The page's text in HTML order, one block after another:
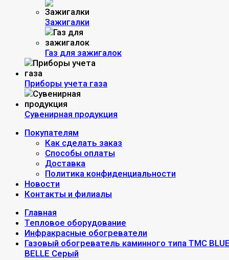
Зажигалки
Газ для зажигалок
Приборы учета газа
Сувенирная продукция
Покупателям
Как сделать заказ
Способы оплаты
Доставка
Политика конфиденциальности
Новости
Контакты и филиалы
Главная
Тепловое оборудование
Инфракрасные обогреватели
Газовый обогреватель каминного типа ТМС
BELLE Серый